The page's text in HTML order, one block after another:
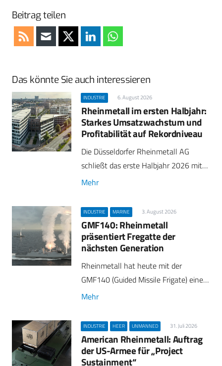
Beitrag teilen
Das könnte Sie auch interessieren
INDUSTRIE 6. August 2026
Rheinmetall im ersten Halbjahr:
Starkes Umsatzwachstum und
Profitabilität auf Rekordniveau
Die Düsseldorfer Rheinmetall AG
schließt das erste Halbjahr 2026 mit…
Mehr
INDUSTRIE MARINE 3. August 2026
GMF140: Rheinmetall
präsentiert Fregatte der
nächsten Generation
Rheinmetall hat heute mit der
GMF140 (Guided Missile Frigate) eine…
Mehr
INDUSTRIE HEER UNMANNED 31. Juli 2026
American Rheinmetall: Auftrag
der US-Armee für „Project
Sustainment“